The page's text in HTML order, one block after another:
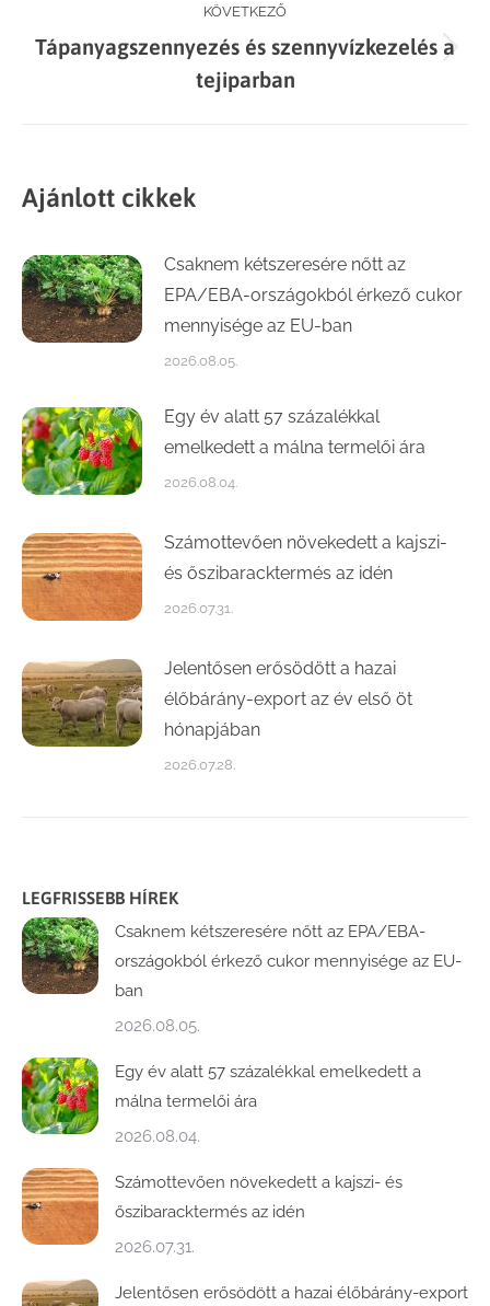
KÖVETKEZŐ
Next
post:
Tápanyagszennyezés és szennyvízkezelés a
tejiparban
Ajánlott cikkek
Csaknem kétszeresére nőtt az
EPA/EBA-országokból érkező cukor
mennyisége az EU-ban
2026.08.05.
Egy év alatt 57 százalékkal
emelkedett a málna termelői ára
2026.08.04.
Számottevően növekedett a kajszi-
és őszibaracktermés az idén
2026.07.31.
Jelentősen erősödött a hazai
élőbárány-export az év első öt
hónapjában
2026.07.28.
LEGFRISSEBB HÍREK
Csaknem kétszeresére nőtt az EPA/EBA-
országokból érkező cukor mennyisége az EU-
ban
2026.08.05.
Egy év alatt 57 százalékkal emelkedett a
málna termelői ára
2026.08.04.
Számottevően növekedett a kajszi- és
őszibaracktermés az idén
2026.07.31.
Jelentősen erősödött a hazai élőbárány-export